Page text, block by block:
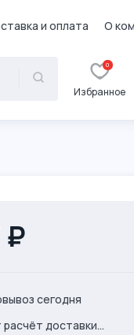
и оплата О
0
Избранное
₽
сегодня
доставки...